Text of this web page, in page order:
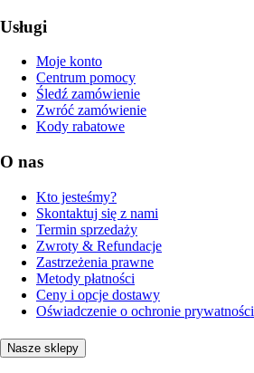
Usługi
Moje konto
Centrum pomocy
Śledź zamówienie
Zwróć zamówienie
Kody rabatowe
O nas
Kto jesteśmy?
Skontaktuj się z nami
Termin sprzedaży
Zwroty & Refundacje
Zastrzeżenia prawne
Metody płatności
Ceny i opcje dostawy
Oświadczenie o ochronie prywatności
Nasze sklepy